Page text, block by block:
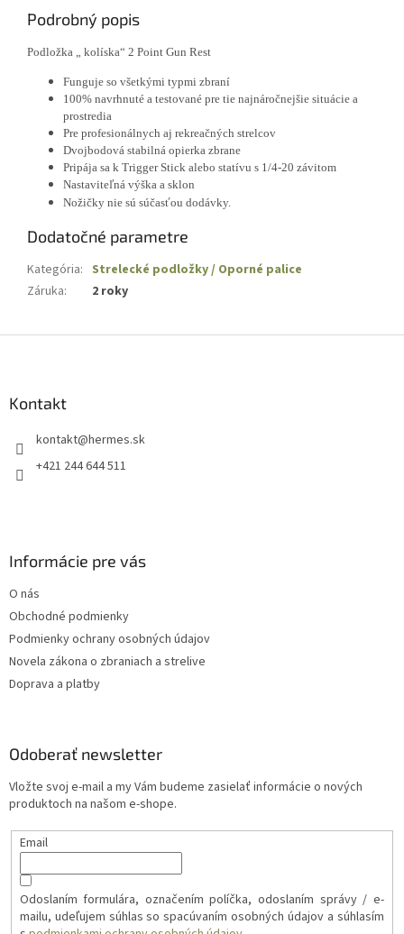
Podrobný popis
Podložka „ kolíska“ 2 Point Gun Rest
Funguje so všetkými typmi zbraní
100% navrhnuté a testované pre tie najnáročnejšie situácie a
prostredia
Pre profesionálnych aj rekreačných strelcov
Dvojbodová stabilná opierka zbrane
Pripája sa k Trigger Stick alebo statívu s 1/4-20 závitom
Nastaviteľná výška a sklon
Nožičky nie sú súčasťou dodávky.
Dodatočné parametre
Kategória: Strelecké podložky / Oporné palice
Záruka: 2 roky
Kontakt
kontakt@hermes.sk
+421 244 644 511
Informácie pre vás
O nás
Obchodné podmienky
Podmienky ochrany osobných údajov
Novela zákona o zbraniach a strelive
Doprava a platby
Odoberať newsletter
Vložte svoj e-mail a my Vám budeme zasielať informácie o nových
produktoch na našom e-shope.
Email
Odoslaním formulára, označením políčka, odoslaním správy / e-
mailu, udeľujem súhlas so spacúvaním osobných údajov a súhlasím